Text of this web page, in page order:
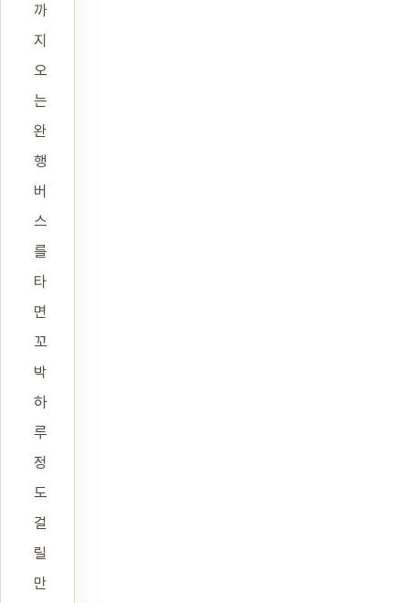
까
지
오
는
완
행
버
스
를
타
면
꼬
박
하
루
정
도
걸
릴
만